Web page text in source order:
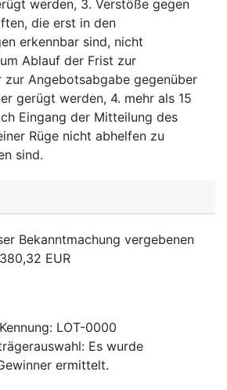
werden, 3. Verstöße gegen
die erst in den
erkennbar sind, nicht
Ablauf der Frist zur
zur Angebotsabgabe gegenüber
gerügt werden, 4. mehr als 15
Eingang der Mitteilung des
Rüge nicht abhelfen zu
sind.
Bekanntmachung vergebenen
EUR
: LOT-0000
: Es wurde
ermittelt.